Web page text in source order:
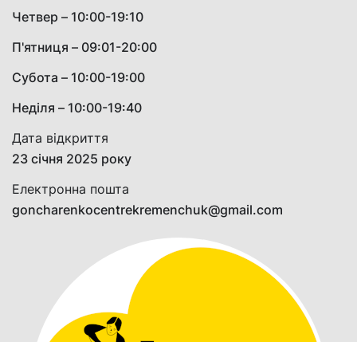
Четвер – 10:00-19:10
П'ятниця – 09:01-20:00
Субота – 10:00-19:00
Неділя – 10:00-19:40
Дата відкриття
23 січня 2025 року
Електронна пошта
goncharenkocentrekremenchuk@gmail.com